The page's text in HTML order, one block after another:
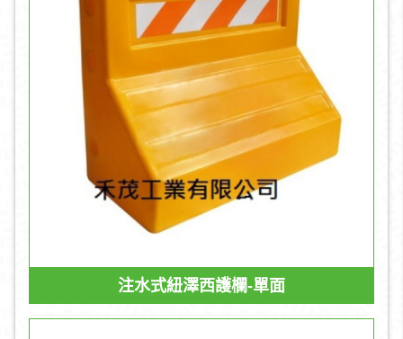
注水式紐澤西護欄-單面